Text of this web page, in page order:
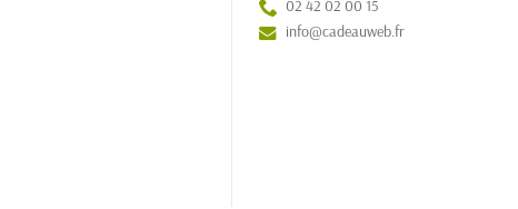
02 42 02 00 15
info@cadeauweb.fr